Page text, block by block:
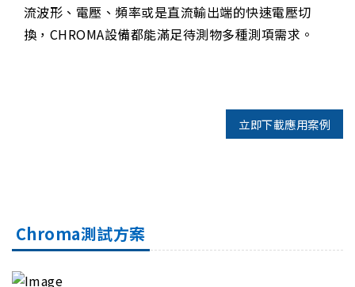
流波形、電壓、頻率或是直流輸出端的快速電壓切
換，CHROMA設備都能滿足待測物多種測項需求。
立即下載應用案例
Chroma測試方案